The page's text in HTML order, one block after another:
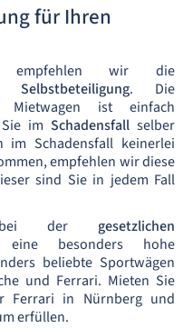
für Ihren
empfehlen wir die
Selbstbeteiligung. Die
Mietwagen ist einfach
im Schadensfall selber
im Schadensfall keinerlei
empfehlen wir diese
sind Sie in jedem Fall
bei der gesetzlichen
besonders hohe
beliebte Sportwägen
und Ferrari. Mieten Sie
Ferrari in Nürnberg und
erfüllen.